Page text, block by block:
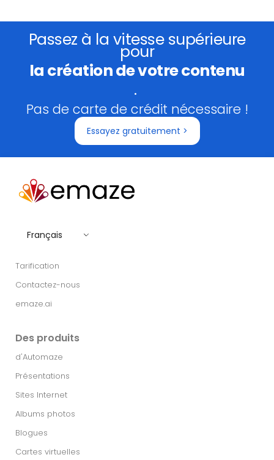
Passez à la vitesse supérieure
pour
la création de votre contenu
.
Pas de carte de crédit nécessaire !
Essayez gratuitement >
Français
Tarification
Contactez-nous
emaze.ai
Des produits
d'Automaze
Présentations
Sites Internet
Albums photos
Blogues
Cartes virtuelles